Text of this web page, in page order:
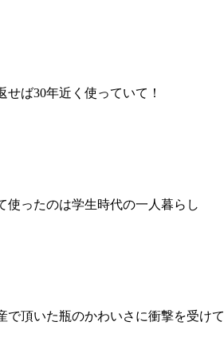
せば30年近く使っていて！
使ったのは学生時代の一人暮らし
で頂いた瓶のかわいさに衝撃を受けて